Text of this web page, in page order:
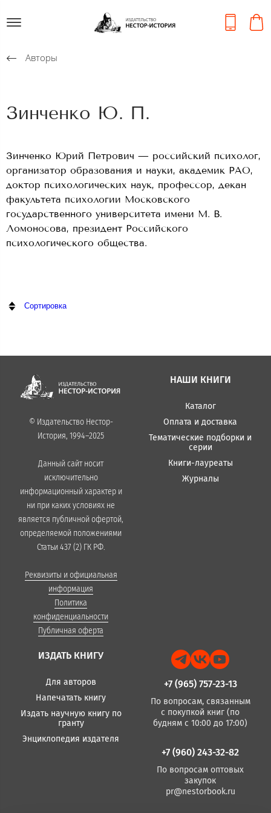
Авторы
Зинченко Ю. П.
Зинченко Юрий Петрович — российский психолог,
организатор образования и науки, академик РАО,
доктор психологических наук, профессор, декан
факультета психологии Московского
государственного университета имени М. В.
Ломоносова, президент Российского
психологического общества.
Сортировка
© Издательство Нестор-
История, 1994–2025
Данный сайт носит
исключительно
информационный характер и
ни при каких условиях не
является публичной офертой,
определяемой положениями
Статьи 437 (2) ГК РФ.
Реквизиты и официальная
информация
Политика
конфиденциальности
Публичная оферта
НАШИ КНИГИ
Каталог
Оплата и доставка
Тематические подборки и
серии
Книги-лауреаты
Журналы
ИЗДАТЬ КНИГУ
Для авторов
Напечатать книгу
Издать научную книгу по
гранту
Энциклопедия издателя
+7 (965) 757-23-13
По вопросам, связанным
с покупкой книг (по
будням с 10:00 до 17:00)
+7 (960) 243-32-82
По вопросам оптовых
закупок
pr@nestorbook.ru